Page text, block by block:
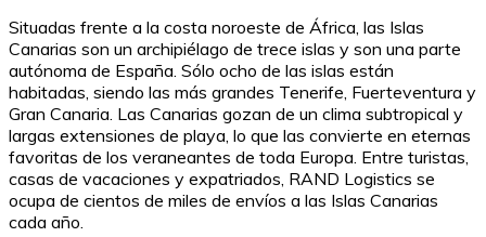
Situadas frente a la costa noroeste de África, las Islas
Canarias son un archipiélago de trece islas y son una parte
autónoma de España. Sólo ocho de las islas están
habitadas, siendo las más grandes Tenerife, Fuerteventura y
Gran Canaria. Las Canarias gozan de un clima subtropical y
largas extensiones de playa, lo que las convierte en eternas
favoritas de los veraneantes de toda Europa. Entre turistas,
casas de vacaciones y expatriados, RAND Logistics se
ocupa de cientos de miles de envíos a las Islas Canarias
cada año.